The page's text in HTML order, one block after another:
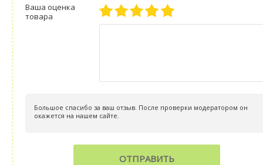
Ваша оценка
товара
Большое спасибо за ваш отзыв. После проверки модератором он
окажется на нашем сайте.
ОТПРАВИТЬ